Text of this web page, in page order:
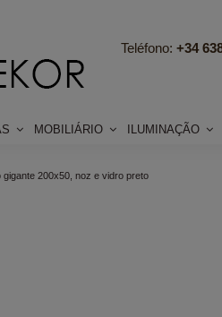
Teléfono: +34
MOBILIÁRIO ILUMINAÇÃO
gigante 200x50, noz e vidro preto